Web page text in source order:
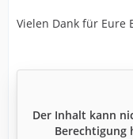
Vielen Dank für Eure
Der Inhalt kann
Berechtigung